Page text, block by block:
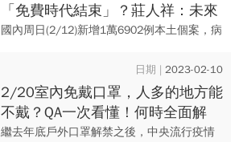
「免費時代結束」？莊人祥：未來
將比照流感模式，時間點曝光
國內周日(2/12)新增1萬6902例本土個案，病
路。不過有醫師提醒，這也意味著「免費時
代」要結束...
2023-02-10
2/20室內免戴口罩，人多的地方能
不戴？QA一次看懂！何時全面解
封，專家建議：先做好2件事
繼去年底戶外口罩解禁之後，中央流行疫情